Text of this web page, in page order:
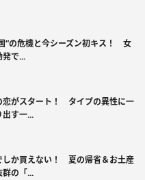
”の危機と今シーズン初キス！ 女
で...
恋がスタート！ タイプの異性に一
す一...
しか買えない！ 夏の帰省＆お土産
群の「...